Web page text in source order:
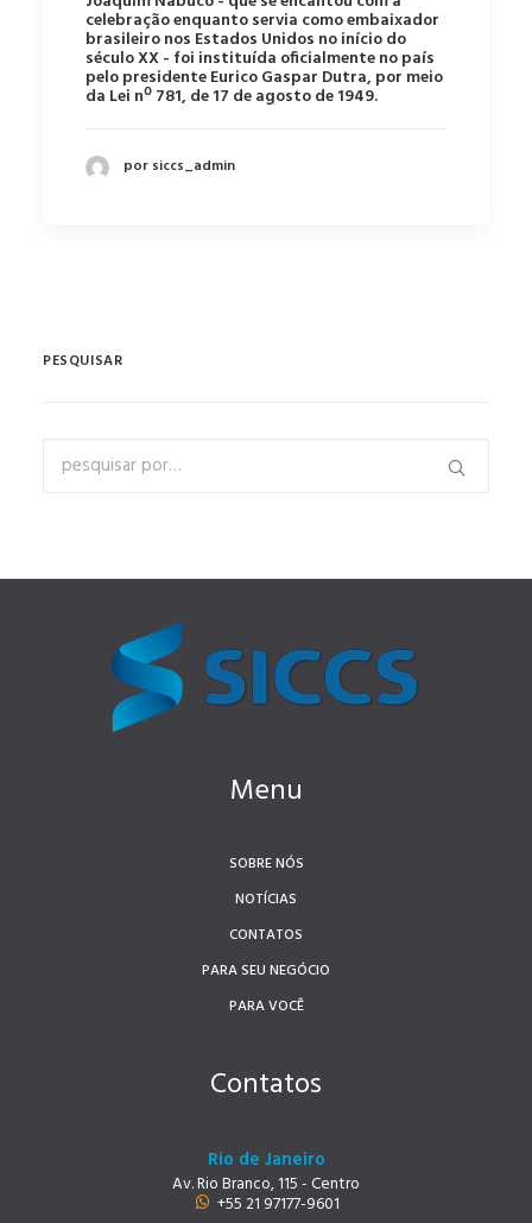
celebração enquanto servia como embaixador
brasileiro nos Estados Unidos no início do
século XX - foi instituída oficialmente no país
pelo presidente Eurico Gaspar Dutra, por meio
da Lei nº 781, de 17 de agosto de 1949.
por siccs_admin
PESQUISAR
Menu
SOBRE NÓS
NOTÍCIAS
CONTATOS
PARA SEU NEGÓCIO
PARA VOCÊ
Contatos
Rio de Janeiro
Av. Rio Branco, 115 - Centro
+55 21 97177-9601